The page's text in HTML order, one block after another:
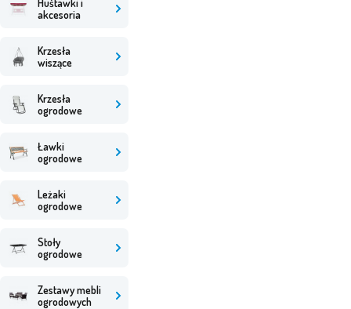
Huśtawki i
akcesoria
Krzesła
wiszące
Krzesła
ogrodowe
Ławki
ogrodowe
Leżaki
ogrodowe
Stoły
ogrodowe
Zestawy mebli
ogrodowych